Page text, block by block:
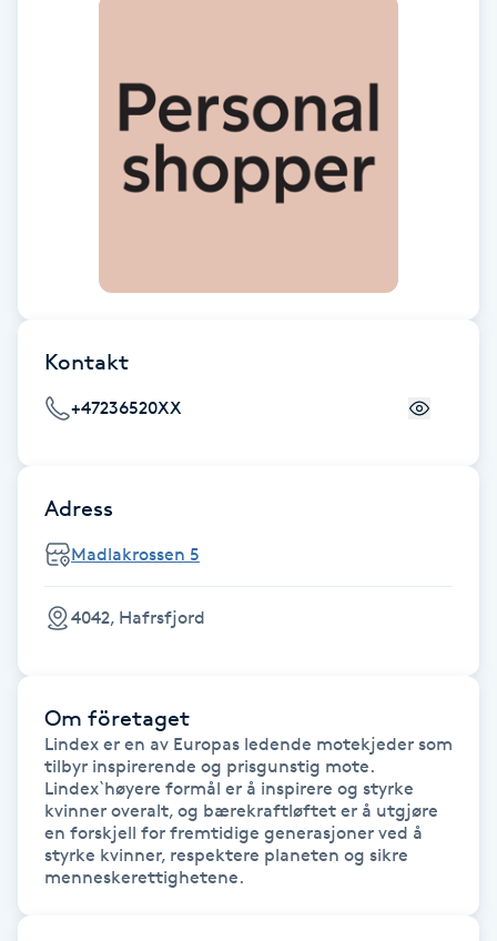
Damklippning
Extensions
Face framing
Fet hårbotten
Fettreducering
Fibromassage
Kontakt
+47236520XX
Adress
Madlakrossen 5
4042, Hafrsfjord
Om företaget
Lindex er en av Europas ledende motekjeder som
tilbyr inspirerende og prisgunstig mote.
Lindex`høyere formål er å inspirere og styrke
kvinner overalt, og bærekraftløftet er å utgjøre
en forskjell for fremtidige generasjoner ved å
styrke kvinner, respektere planeten og sikre
menneskerettighetene.